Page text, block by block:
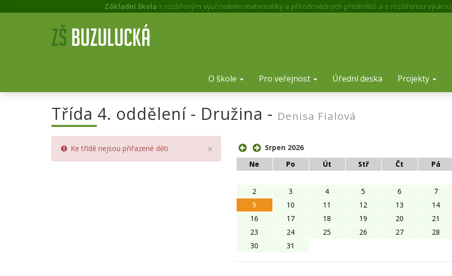
Základní škola s rozšířeným vyučováním matematiky a přírodovědných předmětů a s rozšířenou
O škole Pro veřejnost Úřední deska Projekty
Třída 4. oddělení - Družina - Denisa Fialová
×Close
Ke třídě nejsou přiřazené děti
Srpen 2026
Ne
Po Út Stř Čt Pá
2 3 4 5 6
7
9
10 11 12 13
14
16
17 18 19 20
21
23
24 25 26 27
28
30
31